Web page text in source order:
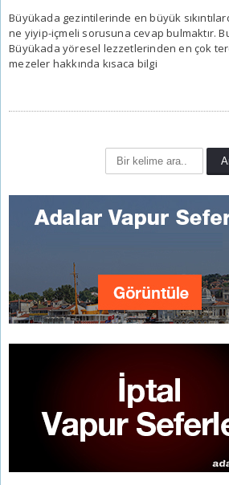
Büyükada gezintilerinde en büyük
ne yiyip-içmeli sorusuna cevap bulmaktır.
Büyükada yöresel lezzetlerinden en çok
mezeler hakkında kısaca bilgi